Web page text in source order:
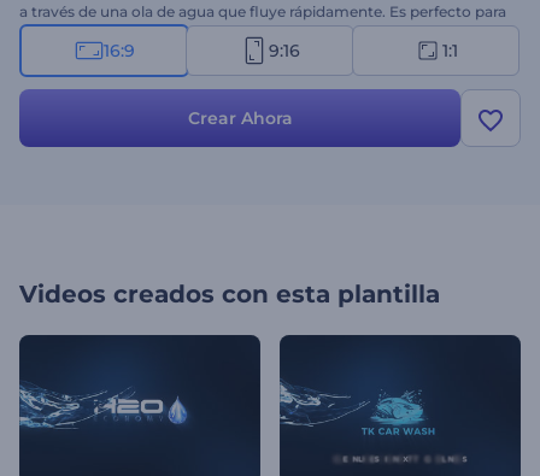
a través de una ola de agua que fluye rápidamente. Es perfecto para
promoción de productos, presentación de empresas, opener de
presentaciones, comerciales de televisión y mucho más. Sigue
través de esta plantilla inspirada en la naturaleza ¡Pruébalo ahora!
16:9 9:16 1:1
Crear Ahora
Videos creados con esta plantilla